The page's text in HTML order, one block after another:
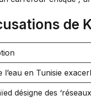
de
l’eau en Tunisie
désigne des